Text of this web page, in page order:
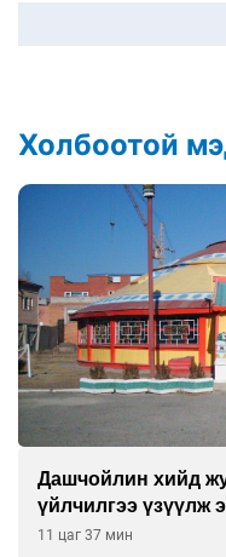
Холбоотой
Дашчойлин хийд
үйлчилгээ үзүүлж
11 цаг 37 мин